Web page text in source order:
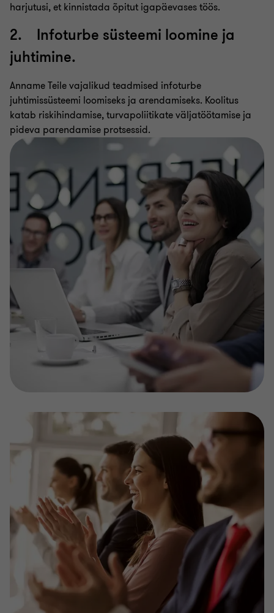
harjutusi, et kinnistada õpitut igapäevases töös.
2. Infoturbe süsteemi loomine ja
juhtimine.
Anname Teile vajalikud teadmised infoturbe
juhtimissüsteemi loomiseks ja arendamiseks. Koolitus
katab riskihindamise, turvapoliitikate väljatöötamise ja
pideva parendamise protsessid.